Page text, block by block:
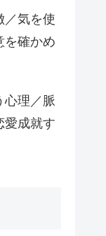
／気を使
を確かめ
心理／脈
愛成就す